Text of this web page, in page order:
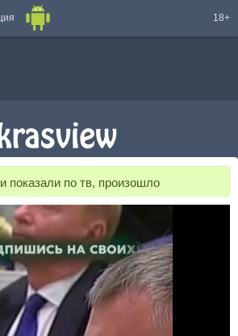
18+
показали по тв, произошло